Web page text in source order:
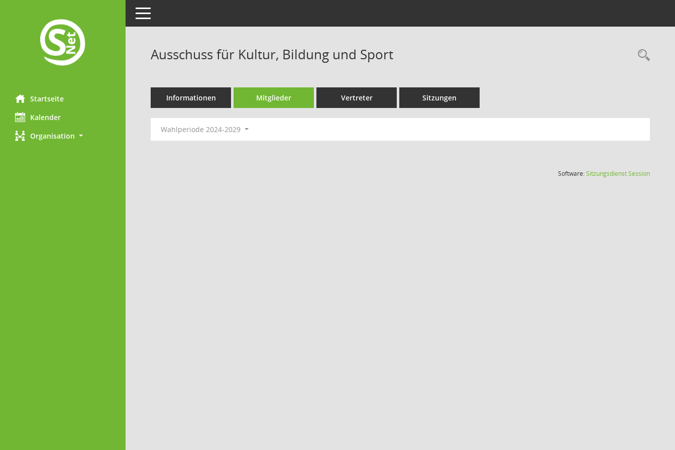
Startseite
Kalender
Organisation
Toggle navigation
Ausschuss für Kultur, Bildung und Sport
Informationen Mitglieder Vertreter Sitzungen
Wahlperiode 2024-2029
Software:SitzungsdienstSession(Wird in